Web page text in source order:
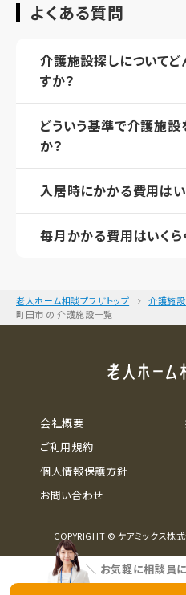
よくある質問
介護施設探しについて
すか？
どういう基準で介護施
か？
入居時にかかる費用はい
毎月かかる費用はいくら
老人ホーム相談プラザトップ 介護施
町田市 の 介護施設一覧
＼ お気軽に相談員
会社概要
ご利用規約
個人情報保護方針
お問い合わせ
COPYRIGHT © ケアミックス株